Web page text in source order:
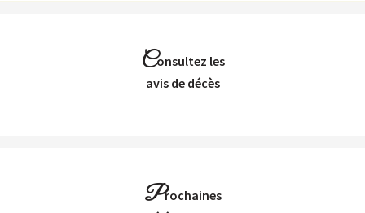
Consultez les
Avis de décès
Prochaines